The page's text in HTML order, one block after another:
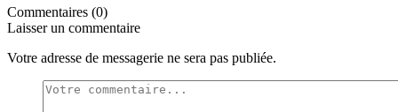
Commentaires (0)
Laisser un commentaire
Votre adresse de messagerie ne sera pas publiée.